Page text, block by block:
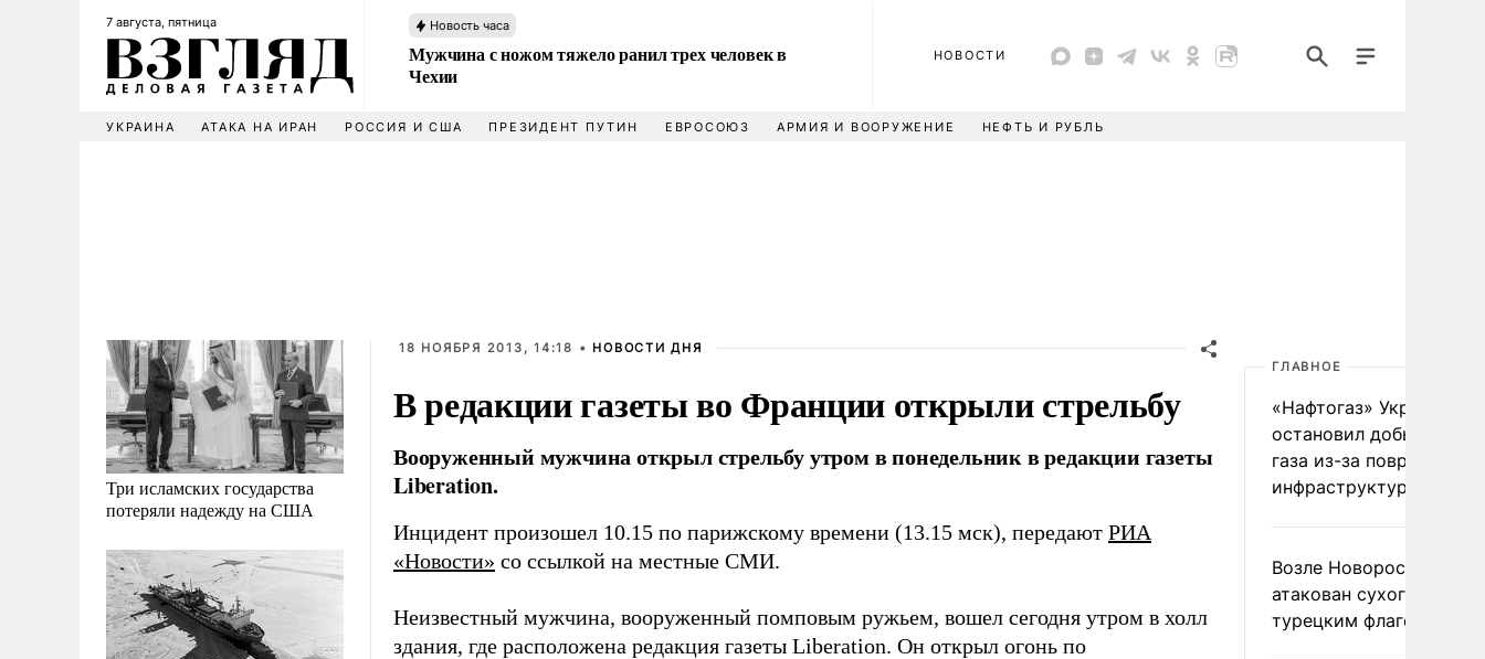
7 августа, пятница Новость часа
Мужчина с ножом тяжело ранил трех человек в
Чехии
НОВОСТИ
УКРАИНА АТАКА НА ИРАН РОССИЯ И США ПРЕЗИДЕНТ ПУТИН ЕВРОСОЮЗ АРМИЯ И ВООРУЖЕНИЕ НЕФТЬ И РУБЛЬ
Три исламских государства
потеряли надежду на США
18 НОЯБРЯ 2013, 14:18 • НОВОСТИ ДНЯ
В редакции газеты во Франции открыли стрельбу
Вооруженный мужчина открыл стрельбу утром в понедельник в редакции газеты
Liberation.
Инцидент произошел 10.15 по парижскому времени (13.15 мск), передают РИА
«Новости» со ссылкой на местные СМИ.
Неизвестный мужчина, вооруженный помповым ружьем, вошел сегодня утром в холл
здания, где расположена редакция газеты Liberation. Он открыл огонь по
ГЛАВНОЕ
«Нафтогаз» Украины
остановил добычу
газа из-за повреждения
инфраструктуры
Возле Новороссийска
атакован сухогруз под
турецким флагом